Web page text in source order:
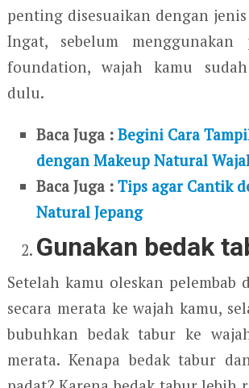
penting disesuaikan dengan
Ingat, sebelum menggunakan
foundation, wajah kamu
dulu.
Baca Juga :Begini Cara
dengan Makeup Natural
Baca Juga :Tips agar Cantik
Natural Jepang
Gunakan bedak
Setelah kamu oleskan pelembab
secara merata ke wajah kamu,
bubuhkan bedak tabur ke
merata. Kenapa bedak tabur